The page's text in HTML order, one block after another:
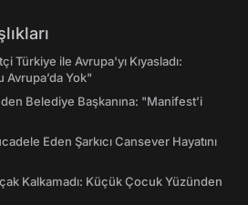
Türkiye ile Avrupa'yı Kıyasladı:
Avrupa’da Yok"
Belediye Başkanına: "Manifest’i
Eden Şarkıcı Cansever Hayatını
Kalkamadı: Küçük Çocuk Yüzünden